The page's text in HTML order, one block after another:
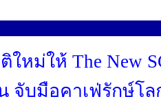
ใหม่ให้ The New
จับมือคาเฟ่รักษ์โ